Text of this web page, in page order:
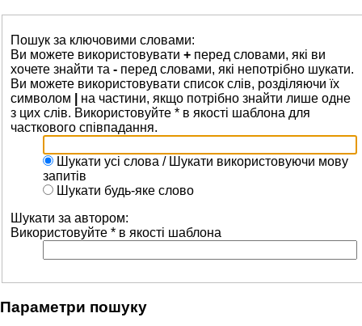
Пошук за ключовими словами:
Ви можете використовувати + перед словами, які ви
хочете знайти та - перед словами, які непотрібно шукати.
Ви можете використовувати список слів, розділяючи їх
символом
на частини, якщо потрібно знайти лише одне
з цих слів. Використовуйте * в якості шаблона для
часткового співпадання.
Шукати усі слова / Шукати використовуючи мову
запитів
Шукати будь-яке слово
Шукати за автором:
Використовуйте * в якості шаблона
Параметри пошуку